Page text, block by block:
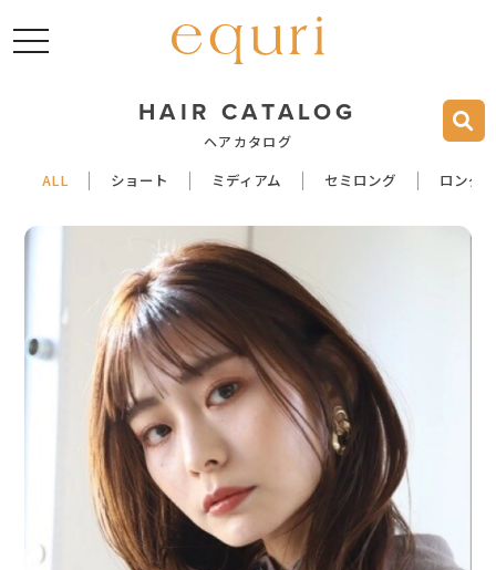
toggle navigation
HAIR CATALOG
ヘアカタログ
ALL ショート ミディアム セミロング ロング